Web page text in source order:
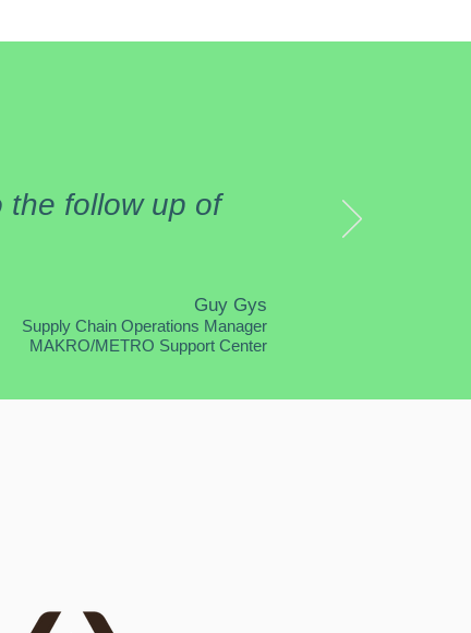
the follow up of
Guy Gys
Supply Chain Operations Manager
MAKRO/METRO Support Center